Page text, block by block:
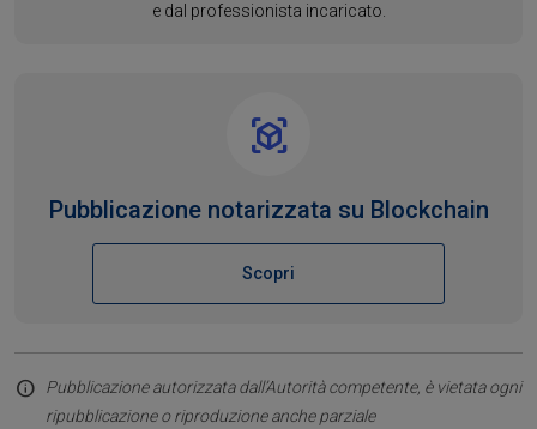
e dal professionista incaricato.
Pubblicazione notarizzata su Blockchain
Scopri
Pubblicazione autorizzata dall’Autorità competente, è vietata ogni
ripubblicazione o riproduzione anche parziale